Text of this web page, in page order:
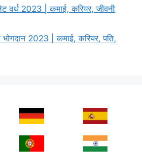
वर्थ 2023 | कमाई, करियर, जीवनी
2023 | कमाई, करियर, पति,